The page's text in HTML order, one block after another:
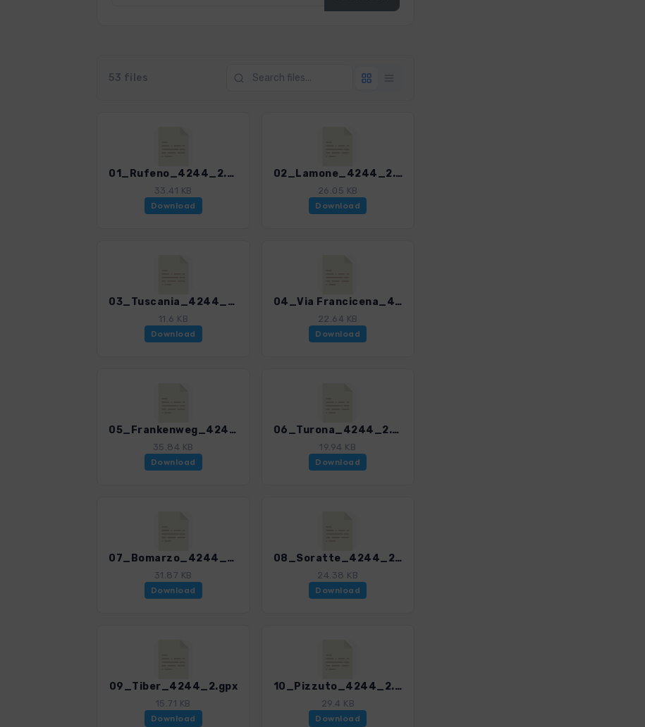
53 files
01_Rufeno_4244_2.gpx
33.41 KB
Download
02_Lamone_4244_2.gpx
26.05 KB
Download
03_Tuscania_4244_2.gpx
11.6 KB
Download
04_Via Francicena_4244_2.gpx
22.64 KB
Download
05_Frankenweg_4244_2.gpx
35.84 KB
Download
06_Turona_4244_2.gpx
19.94 KB
Download
07_Bomarzo_4244_2.gpx
31.87 KB
Download
08_Soratte_4244_2.gpx
24.38 KB
Download
09_Tiber_4244_2.gpx
15.71 KB
Download
10_Pizzuto_4244_2.gpx
29.4 KB
Download